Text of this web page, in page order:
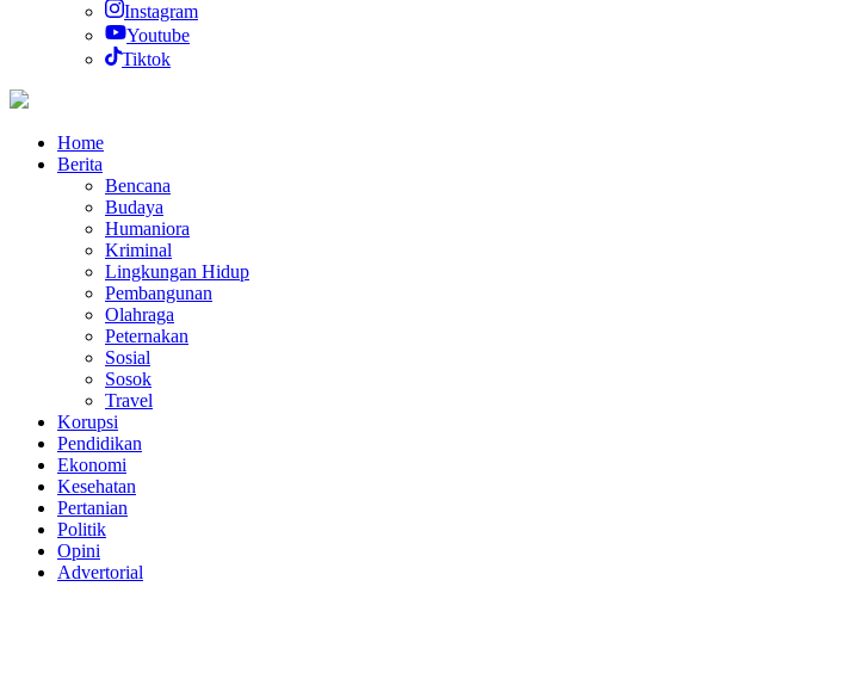
Instagram
Youtube
Tiktok
Home
Berita
Bencana
Budaya
Humaniora
Kriminal
Lingkungan Hidup
Pembangunan
Olahraga
Peternakan
Sosial
Sosok
Travel
Korupsi
Pendidikan
Ekonomi
Kesehatan
Pertanian
Politik
Opini
Advertorial